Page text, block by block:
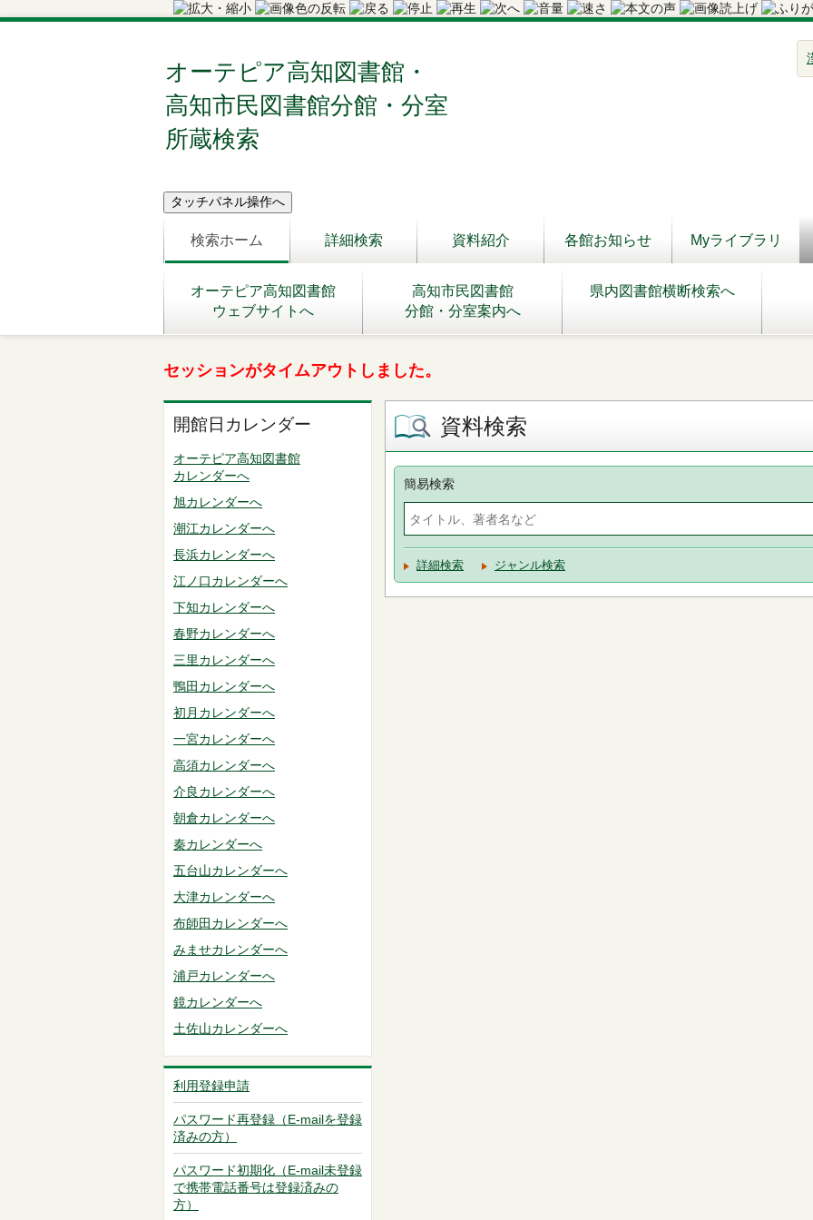
オーテピア高知図書館・
高知市民図書館分館・分室
所蔵検索
検索ホーム 詳細検索 資料紹介 各館お知らせ Myライブラリ
オーテピア高知図書館
ウェブサイトへ
高知市民図書館
分館・分室案内へ
県内図書館横断検索へ
セッションがタイムアウトしました。
開館日カレンダー
オーテピア高知図書館
カレンダーへ
旭カレンダーへ
潮江カレンダーへ
長浜カレンダーへ
江ノ口カレンダーへ
下知カレンダーへ
春野カレンダーへ
三里カレンダーへ
鴨田カレンダーへ
初月カレンダーへ
一宮カレンダーへ
高須カレンダーへ
介良カレンダーへ
朝倉カレンダーへ
秦カレンダーへ
五台山カレンダーへ
大津カレンダーへ
布師田カレンダーへ
みませカレンダーへ
浦戸カレンダーへ
鏡カレンダーへ
土佐山カレンダーへ
利用登録申請
パスワード再登録（E-mailを登録
済みの方）
パスワード初期化（E-mail未登録
で携帯電話番号は登録済みの
方）
資料検索
簡易検索
詳細検索 ジャンル検索